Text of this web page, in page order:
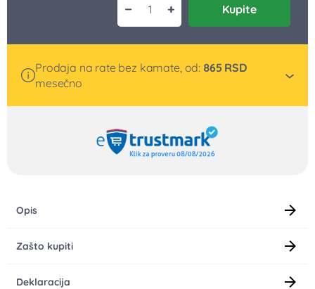
−
Indukcioni rešo LM 1354 količina
+ Kupite
Prodaja na rate bez kamate, od: 865 RSD
mesečno
Opis
Zašto kupiti
Deklaracija